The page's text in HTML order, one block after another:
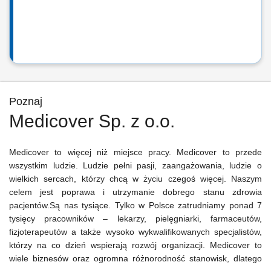
Poznaj
Medicover Sp. z o.o.
Medicover to więcej niż miejsce pracy. Medicover to przede
wszystkim ludzie. Ludzie pełni pasji, zaangażowania, ludzie o
wielkich sercach, którzy chcą w życiu czegoś więcej. Naszym
celem jest poprawa i utrzymanie dobrego stanu zdrowia
pacjentów.Są nas tysiące. Tylko w Polsce zatrudniamy ponad 7
tysięcy pracowników – lekarzy, pielęgniarki, farmaceutów,
fizjoterapeutów a także wysoko wykwalifikowanych specjalistów,
którzy na co dzień wspierają rozwój organizacji. Medicover to
wiele biznesów oraz ogromna różnorodność stanowisk, dlatego